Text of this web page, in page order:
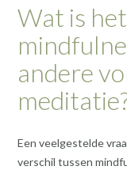
Wat is
andere
Een veelgestelde
verschil tussen